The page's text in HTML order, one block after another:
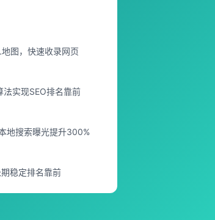
图，快速收录网页
实现SEO排名靠前
地搜索曝光提升300%
稳定排名靠前